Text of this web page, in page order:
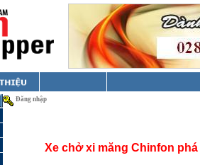
Đăng nhập
Xe chở xi măng Chinfon